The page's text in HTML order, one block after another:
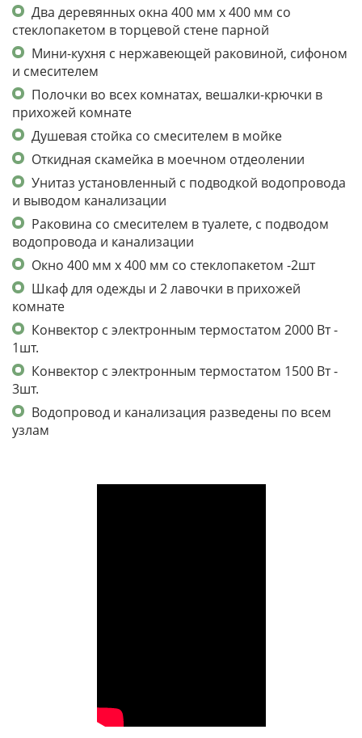
Два деревянных окна 400 мм х 400 мм со
стеклопакетом в торцевой стене парной
Мини-кухня с нержавеющей раковиной, сифоном
и смесителем
Полочки во всех комнатах, вешалки-крючки в
прихожей комнате
Душевая стойка со смесителем в мойке
Откидная скамейка в моечном отдеолении
Унитаз установленный с подводкой водопровода
и выводом канализации
Раковина со смесителем в туалете, с подводом
водопровода и канализации
Окно 400 мм х 400 мм со стеклопакетом -2шт
Шкаф для одежды и 2 лавочки в прихожей
комнате
Конвектор с электронным термостатом 2000 Вт -
1шт.
Конвектор с электронным термостатом 1500 Вт -
3шт.
Водопровод и канализация разведены по всем
узлам